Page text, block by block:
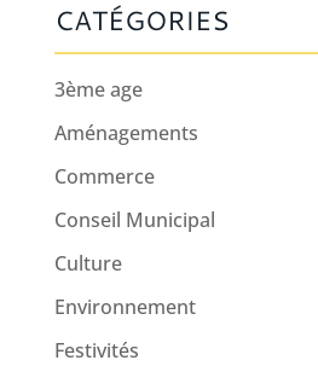
CATÉGORIES
3ème age
Aménagements
Commerce
Conseil Municipal
Culture
Environnement
Festivités